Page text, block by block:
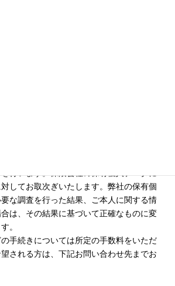
してお取次ぎいたします。弊社の保有個
な調査を行った結果、ご本人に関する情
は、その結果に基づいて正確なものに変
。
手続きについては所定の手数料をいただ
される方は、下記お問い合わせ先までお